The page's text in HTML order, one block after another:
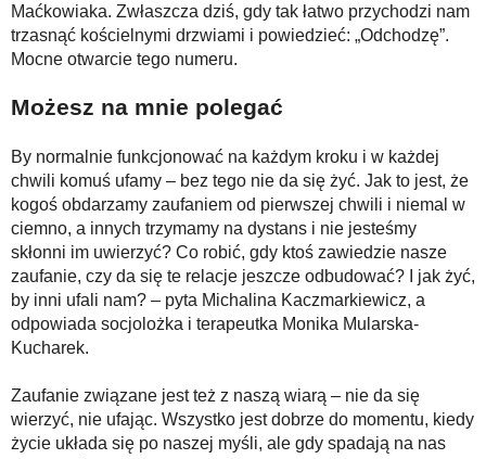
Maćkowiaka. Zwłaszcza dziś, gdy tak łatwo przychodzi nam
trzasnąć kościelnymi drzwiami i powiedzieć: „Odchodzę”.
Mocne otwarcie tego numeru.
Możesz na mnie polegać
By normalnie funkcjonować na każdym kroku i w każdej
chwili komuś ufamy – bez tego nie da się żyć. Jak to jest, że
kogoś obdarzamy zaufaniem od pierwszej chwili i niemal w
ciemno, a innych trzymamy na dystans i nie jesteśmy
skłonni im uwierzyć? Co robić, gdy ktoś zawiedzie nasze
zaufanie, czy da się te relacje jeszcze odbudować? I jak żyć,
by inni ufali nam? – pyta Michalina Kaczmarkiewicz, a
odpowiada socjolożka i terapeutka Monika Mularska-
Kucharek.
Zaufanie związane jest też z naszą wiarą – nie da się
wierzyć, nie ufając. Wszystko jest dobrze do momentu, kiedy
życie układa się po naszej myśli, ale gdy spadają na nas